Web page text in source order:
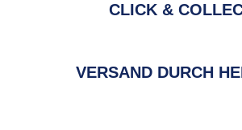
CLICK &
VERSAND DURCH